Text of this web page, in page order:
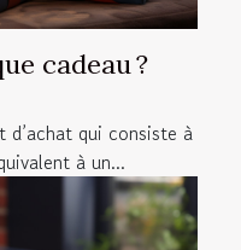
cadeau ?
d’achat qui consiste à
à un...